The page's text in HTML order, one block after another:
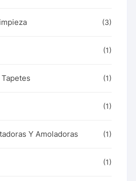
(3)
(1)
(1)
(1)
Y Amoladoras (1)
(1)